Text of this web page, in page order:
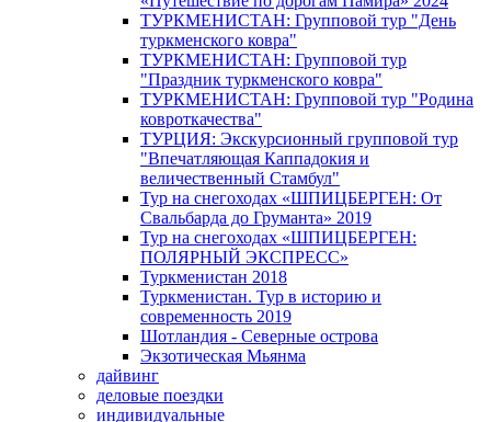
ТУРКМЕНИСТАН: Групповой тур "День
туркменского ковра"
ТУРКМЕНИСТАН: Групповой тур
"Праздник туркменского ковра"
ТУРКМЕНИСТАН: Групповой тур "Родина
ковроткачества"
ТУРЦИЯ: Экскурсионный групповой тур
"Впечатляющая Каппадокия и
величественный Стамбул"
Тур на снегоходах «ШПИЦБЕРГЕН: От
Свальбарда до Груманта» 2019
Тур на снегоходах «ШПИЦБЕРГЕН:
ПОЛЯРНЫЙ ЭКСПРЕСС»
Туркменистан 2018
Туркменистан. Тур в историю и
современность 2019
Шотландия - Северные острова
Экзотическая Мьянма
дайвинг
деловые поездки
индивидуальные